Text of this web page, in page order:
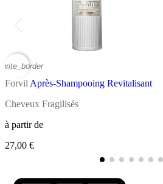
Forvil Après-Shampooing Revitalisant
Cheveux Fragilisés
à partir de
27,00 €